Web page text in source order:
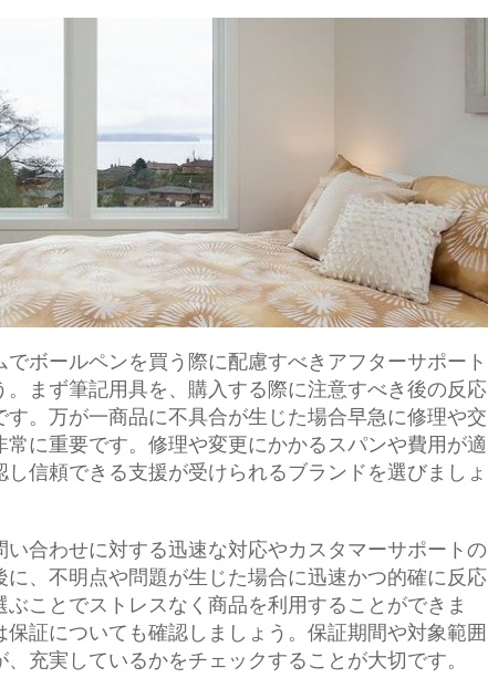
ボールペンを買う際に配慮すべきアフターサポート
まず筆記用具を、購入する際に注意すべき後の反応
。万が一商品に不具合が生じた場合早急に修理や交
に重要です。修理や変更にかかるスパンや費用が適
信頼できる支援が受けられるブランドを選びましょ
合わせに対する迅速な対応やカスタマーサポートの
、不明点や問題が生じた場合に迅速かつ的確に反応
ことでストレスなく商品を利用することができま
証についても確認しましょう。保証期間や対象範囲
充実しているかをチェックすることが大切です。